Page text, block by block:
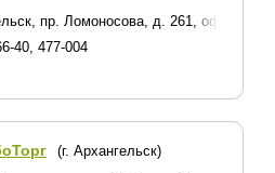
промузел,д.7,стр.2
пр. Ломоносова, д. 261, оф. 408-410
40, 477-004
(г. Архангельск)